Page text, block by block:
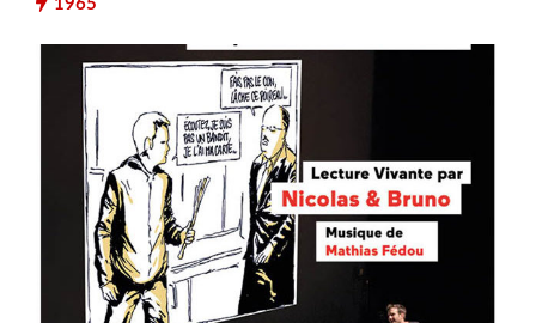
1965